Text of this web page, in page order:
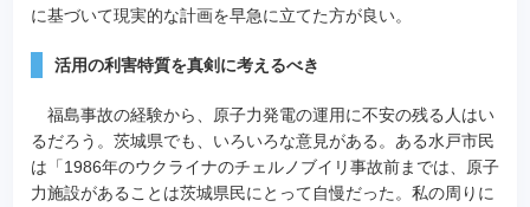
に基づいて現実的な計画を早急に立てた方が良い。
活用の利害特質を真剣に考えるべき
福島事故の経験から、原子力発電の運用に不安の残る人はい
るだろう。茨城県でも、いろいろな意見がある。ある水戸市民
は「1986年のウクライナのチェルノブイリ事故前までは、原子
力施設があることは茨城県民にとって自慢だった。私の周りに